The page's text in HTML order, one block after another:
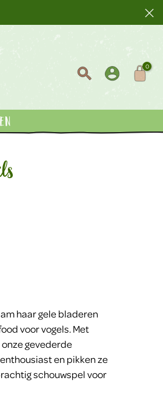
0
haar gele bladeren
voor vogels. Met
gevederde
en pikken ze
schouwspel voor